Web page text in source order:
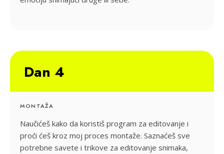
Dan 4
MONTAŽA
Naučićeš kako da koristiš program za editovanje i
proći ćeš kroz moj proces montaže. Saznaćeš sve
potrebne savete i trikove za editovanje snimaka,